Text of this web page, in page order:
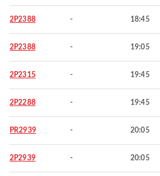
2P2388 - 18:45
2P2388 - 19:05
2P2315 - 19:45
2P2288 - 19:45
PR2939 - 20:05
2P2939 - 20:05